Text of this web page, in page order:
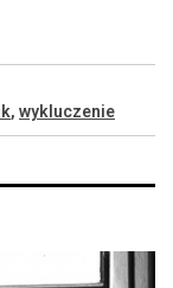
, wykluczenie